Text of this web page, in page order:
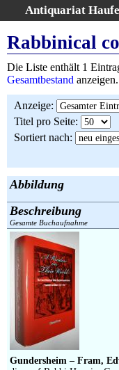
Antiquariat
Home
Gesamtbestand
Kategorien
Schlagwörter
Suchergebnisse
AGB
Widerruf
Über uns
Aktuelle Kataloge
Kontakt
Ankauf
Links
Impressum
Rabbinical
Die Liste enthält 1
Gesamtbestand anzeigen.
Anzeige:
Titel pro Seite:
Sortiert nach:
Abbildung
Beschreibung
Gesamte Buchaufnahme
Gundersheim – Fram,